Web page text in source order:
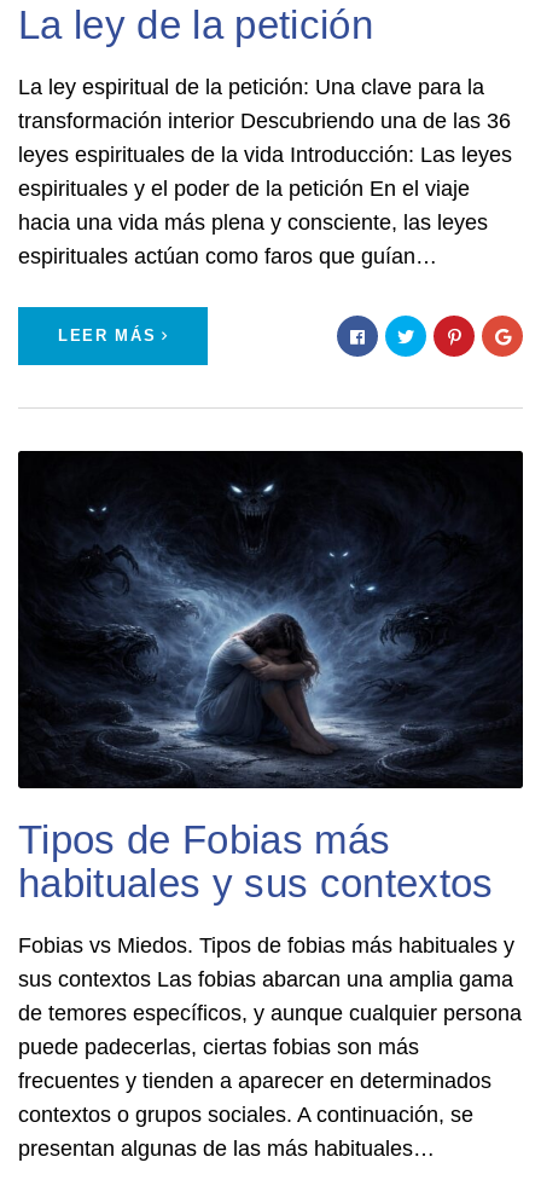
La ley de la petición
La ley espiritual de la petición: Una clave para la
transformación interior Descubriendo una de las 36
leyes espirituales de la vida Introducción: Las leyes
espirituales y el poder de la petición En el viaje
hacia una vida más plena y consciente, las leyes
espirituales actúan como faros que guían…
LEER MÁS
Tipos de Fobias más
habituales y sus contextos
Fobias vs Miedos. Tipos de fobias más habituales y
sus contextos Las fobias abarcan una amplia gama
de temores específicos, y aunque cualquier persona
puede padecerlas, ciertas fobias son más
frecuentes y tienden a aparecer en determinados
contextos o grupos sociales. A continuación, se
presentan algunas de las más habituales…